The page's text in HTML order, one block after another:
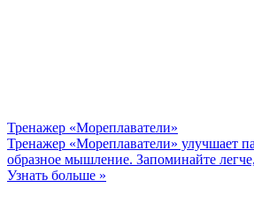
Тренажер «Мореплаватели»
Тренажер «Мореплаватели» улучшает
образное мышление. Запоминайте
Узнать больше »